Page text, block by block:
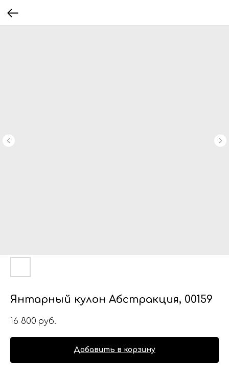
Янтарный кулон Абстракция, 00159
16 800 руб.
Добавить в корзину